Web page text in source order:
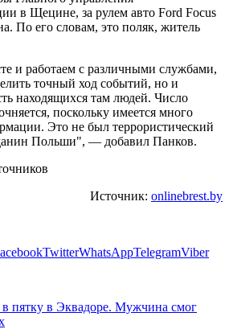
в Щецине, за рулем авто Ford Focus
По его словам, это поляк, житель
и работаем с различными службами,
точный ход событий, но и
находящихся там людей. Число
поскольку имеется много
Это не был террористический
Польши", — добавил Панков.
Источник: onlinebrest.by
TwitterWhatsAppTelegramViber
в пятку в Эквадоре. Мужчина смог